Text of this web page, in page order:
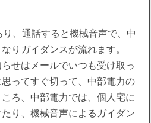
、通話すると機械音声で、中
りガイダンスが流れます。
せはメールでいつも受け取っ
ってすぐ切って、中部電力の
ろ、中部電力では、個人宅に
り、機械音声によるガイダン